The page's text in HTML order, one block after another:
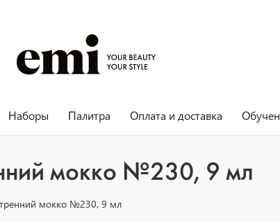
Наборы Палитра Оплата и доставка
мокко №230, 9 мл
мокко №230, 9 мл